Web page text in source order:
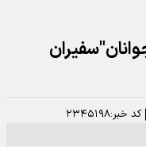
کد خبر:۲۳۴۵۱۹۸